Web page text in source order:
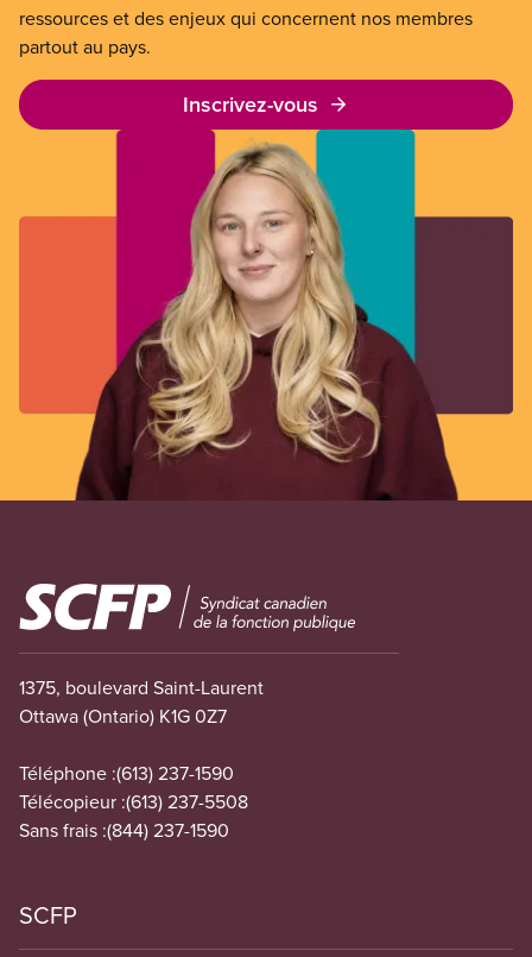
ressources et des enjeux qui concernent nos membres
partout au pays.
Inscrivez-vous
Image
1375, boulevard Saint-Laurent
Ottawa (Ontario) K1G 0Z7
Téléphone :(613) 237-1590
Télécopieur :(613) 237-5508
Sans frais :(844) 237-1590
SCFP